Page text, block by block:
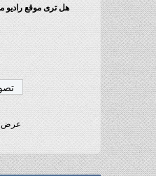
هل ترى موقع راديو
عرض